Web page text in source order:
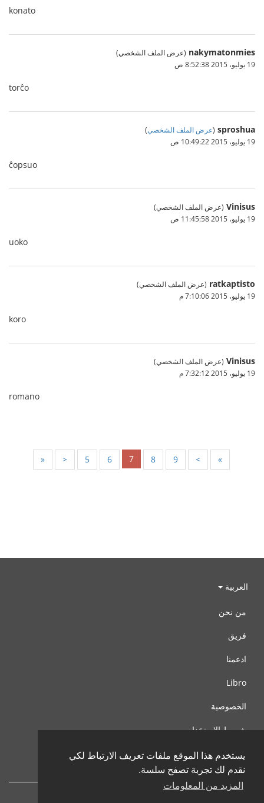
يستخدم هذا الموقع ملفات تعريف الارتباط لكي
نقدم لك تجربة تصفح سلسة.
المزيد من المعلومات
konato
nakymatonmies (عرض الملف الشخصي)
19 يوليو، 2015 8:52:38 ص
torĉo
sproshua
(عرض الملف الشخصي)
19 يوليو، 2015 10:49:22 ص
ĉopsuo
Vinisus (عرض الملف الشخصي)
19 يوليو، 2015 11:45:58 ص
uoko
ratkaptisto (عرض الملف الشخصي)
19 يوليو، 2015 7:10:06 م
koro
Vinisus (عرض الملف الشخصي)
19 يوليو، 2015 7:32:12 م
romano
« < 5 6 7 8 9 > »
العربية
من نحن
فريق
ادعمنا
Libro
الخصوصية
شروط الإستخدام
اتصل بنا